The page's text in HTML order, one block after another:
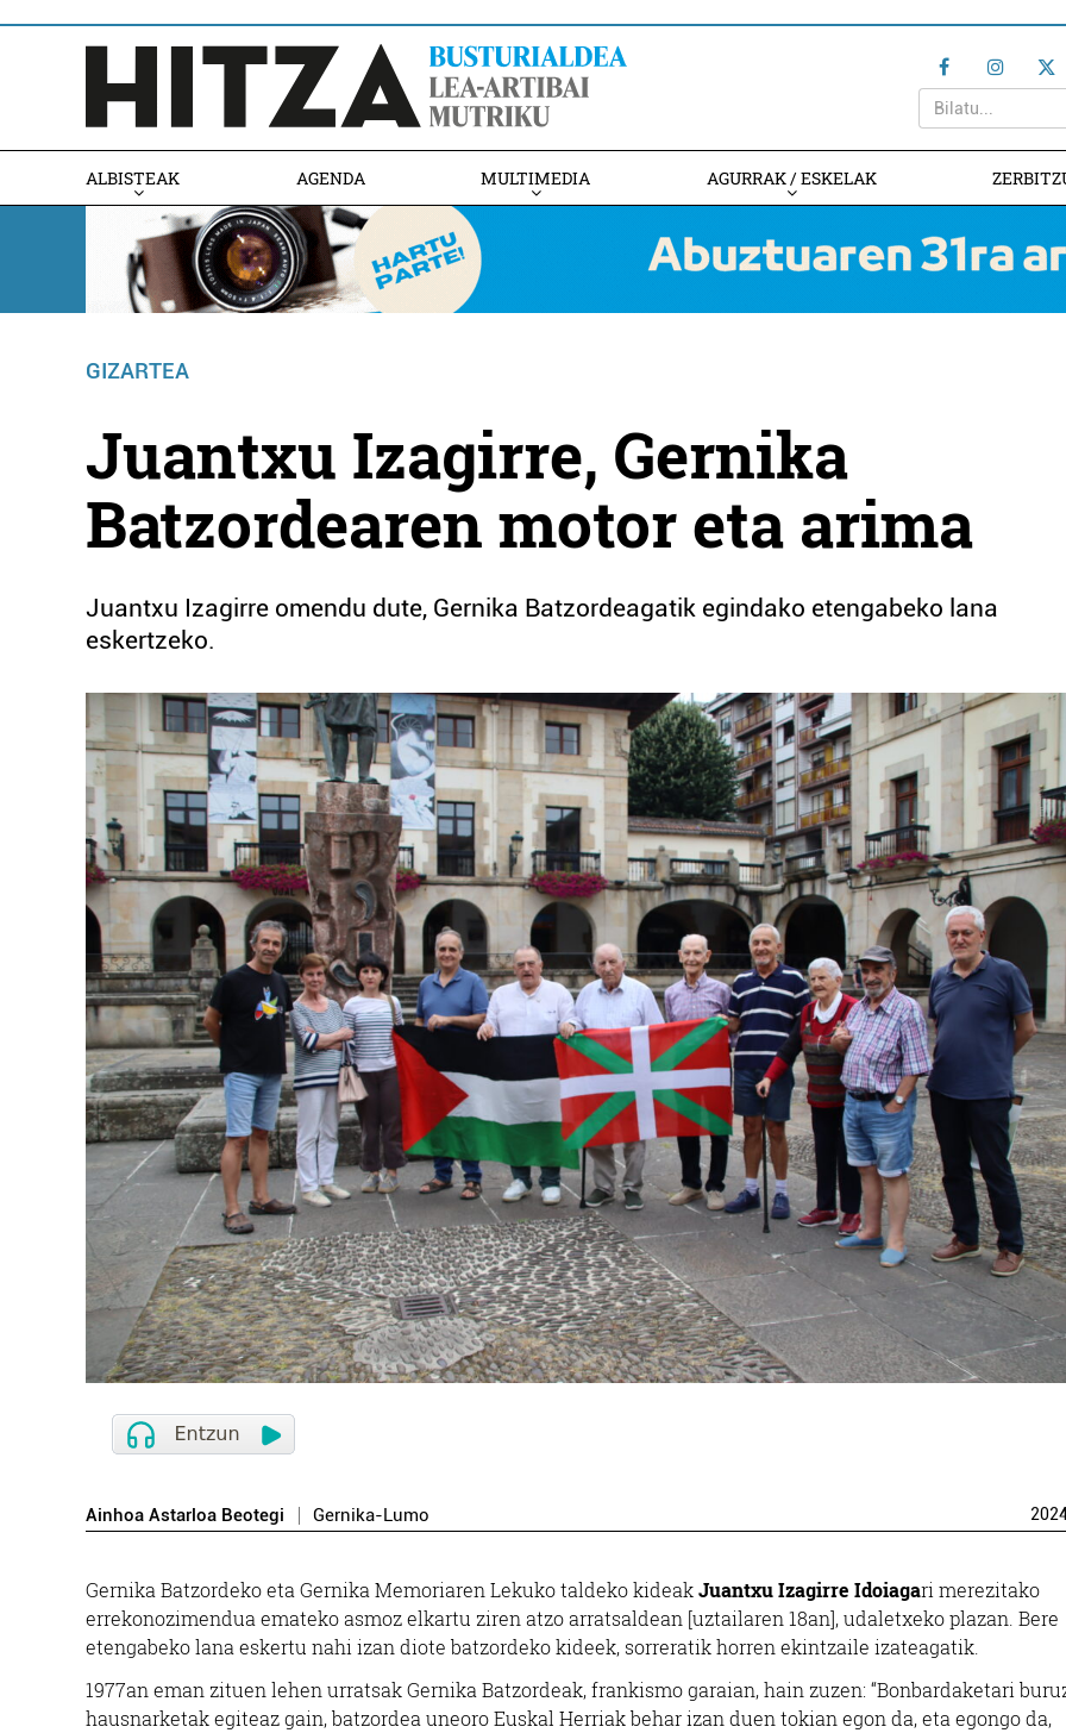
ALBISTEAK AGENDA MULTIMEDIA AGURRAK / ESKELAK
GIZARTEA
Juantxu Izagirre, Gernika
Batzordearen motor eta arima
Juantxu Izagirre omendu dute, Gernika Batzordeagatik egindako etengabeko lana
eskertzeko.
Ainhoa Astarloa Beotegi Gernika-Lumo
Gernika Batzordeko eta Gernika Memoriaren Lekuko taldeko kideakJuantxu Izagirre Idoiagari merezitako
errekonozimendua emateko asmoz elkartu ziren atzo arratsaldean [uztailaren 18an], udaletxeko plazan. Bere
etengabeko lana eskertu nahi izan diote batzordeko kideek, sorreratik horren ekintzaile izateagatik.
1977an eman zituen lehen urratsak Gernika Batzordeak, frankismo garaian, hain zuzen: “Bonbardaketari
hausnarketak egiteaz gain, batzordea uneoro Euskal Herriak behar izan duen tokian egon da, eta egongo da,